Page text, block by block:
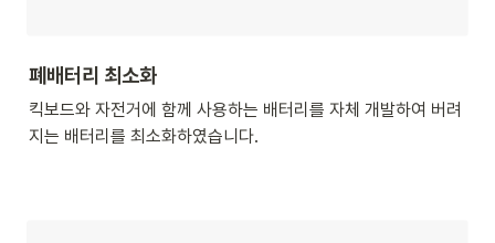
폐배터리 최소화
킥보드와 자전거에 함께 사용하는 배터리를 자체 개발하여 버려
지는 배터리를 최소화하였습니다.